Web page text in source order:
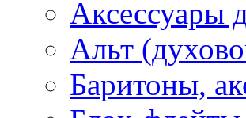
Аксессуары
Альт
Баритоны,